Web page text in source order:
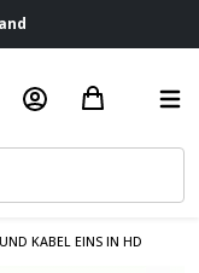
KABEL EINS IN HD